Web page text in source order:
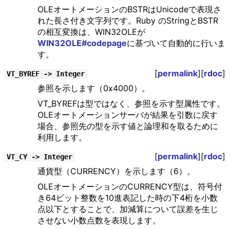
OLEオートメーションのBSTRはUnicodeで表現さ
れた長さ付き文字列です。Ruby のStringとBSTR
の相互変換は、WIN32OLEが
WIN32OLE#codepageに基づいて自動的に行いま
す。
VT_BYREF -> Integer [permalink][rdoc]
参照を示します（0x4000）。
VT_BYREFは型ではなく、参照を示す型属性です。
OLEオートメーションサーバが結果を引数に戻す
場合、参照先の型を示す値と論理和を取るために
利用します。
VT_CY -> Integer [permalink][rdoc]
通貨型（CURRENCY）を示します（6）。
OLEオートメーションのCURRENCY型は、符号付
き64ビット整数を10進表記した時の下4桁を小数
点以下とすることで、加減算について誤差を生じ
させない小数点数を表現します。